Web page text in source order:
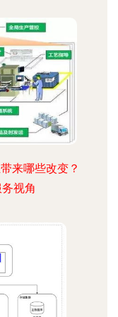
来哪些改变？
视角